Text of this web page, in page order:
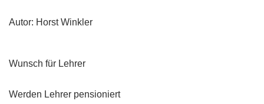
Autor: Horst Winkler
Wunsch für Lehrer
Werden Lehrer pensioniert